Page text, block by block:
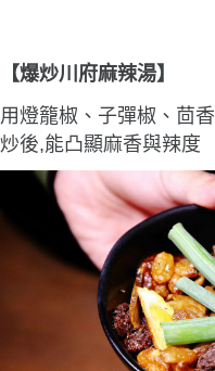
【爆炒川府麻辣湯】
用燈籠椒、子彈椒、茴
炒後,能凸顯麻香與辣度